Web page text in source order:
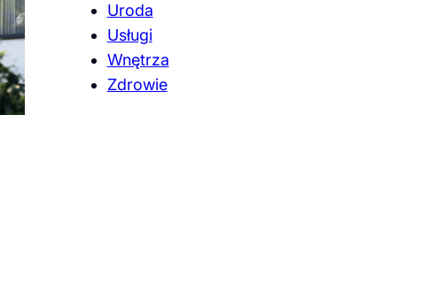
Uroda
Usługi
Wnętrza
Zdrowie